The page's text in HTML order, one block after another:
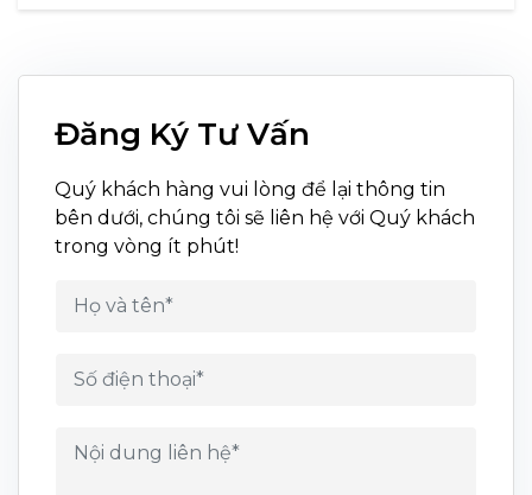
Đăng Ký Tư Vấn
Quý khách hàng vui lòng để lại thông tin
bên dưới, chúng tôi sẽ liên hệ với Quý khách
trong vòng ít phút!